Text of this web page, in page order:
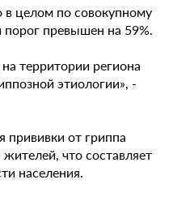
в целом по совокупному
превышен на 59%.
территории региона
этиологии», -
прививки от гриппа
что составляет
населения.